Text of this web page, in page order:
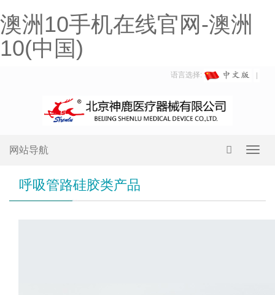
澳洲10手机在线官网-澳洲
10(中国)
语言选择:
网站导航
呼吸管路硅胶类产品